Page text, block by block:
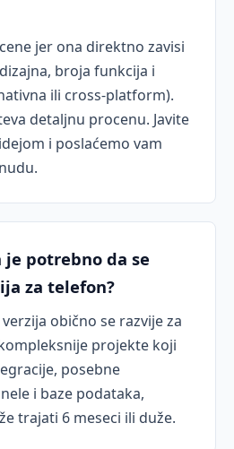
jer ona direktno zavisi
broja funkcija i
ili cross-platform).
detaljnu procenu. Javite
i poslaćemo vam
potrebno da se
za telefon?
obično se razvije za
projekte koji
posebne
i baze podataka,
trajati 6 meseci ili duže.